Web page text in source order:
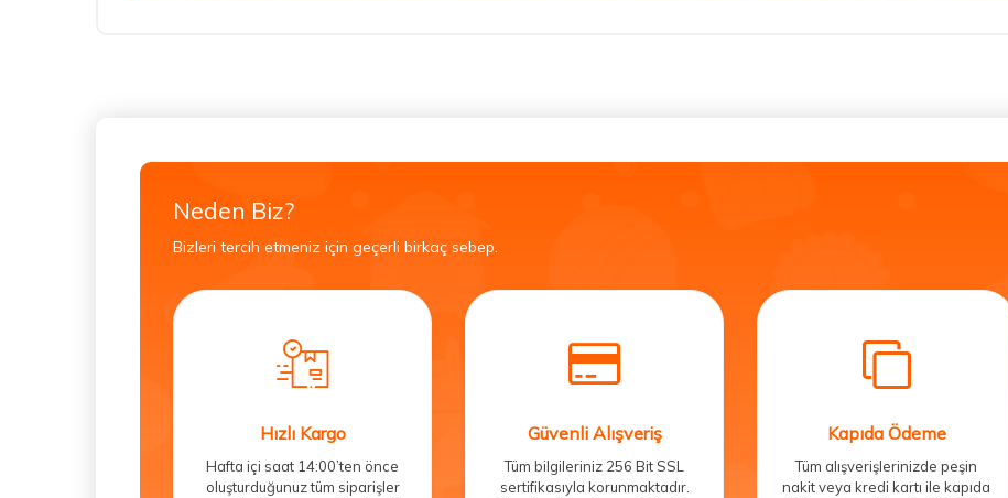
Neden Biz?
Bizleri tercih etmeniz için geçerli birkaç sebep.
Hızlı Kargo
Hafta içi saat 14:00’ten önce
oluşturduğunuz tüm siparişler
Güvenli Alışveriş
Tüm bilgileriniz 256 Bit SSL
sertifikasıyla korunmaktadır.
Kapıda Ödeme
Tüm alışverişlerinizde peşin
nakit veya kredi kartı ile kapıda